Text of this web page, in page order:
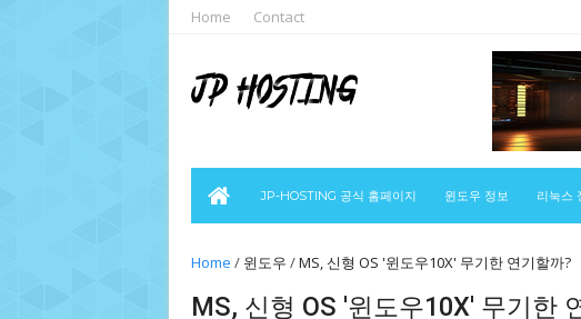
Home Contact
JP-HOSTING 공식 홈페이지 윈도우 정보 리눅스
Home / 윈도우 /MS, 신형 OS '윈도우10X' 무기한 연기할까?
MS, 신형 OS '윈도우10X' 무기한